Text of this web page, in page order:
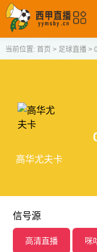
当前位置: 首页 > 足球直播>
高华尤夫卡
信号源
高清直播 咪